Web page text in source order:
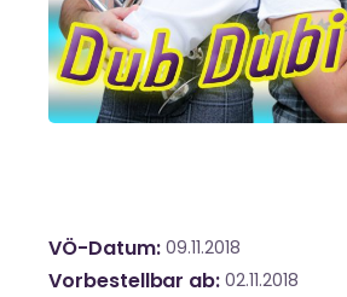
VÖ-Datum 09.11.2018
Vorbestellbar ab 02.11.2018